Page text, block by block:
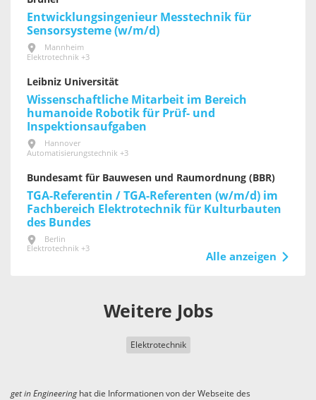
Entwicklungsingenieur Messtechnik für
Sensorsysteme (w/m/d)
Mannheim
Elektrotechnik +3
Leibniz Universität
Wissenschaftliche Mitarbeit im Bereich
humanoide Robotik für Prüf- und
Inspektionsaufgaben
Hannover
Automatisierungstechnik +3
Bundesamt für Bauwesen und Raumordnung (BBR)
TGA-Referentin / TGA-Referenten (w/m/d) im
Fachbereich Elektrotechnik für Kultur­bauten
des Bundes
Berlin
Elektrotechnik +3
Alle anzeigen
Weitere Jobs
Elektrotechnik
get in Engineeringhat die Informationen von der Webseite des